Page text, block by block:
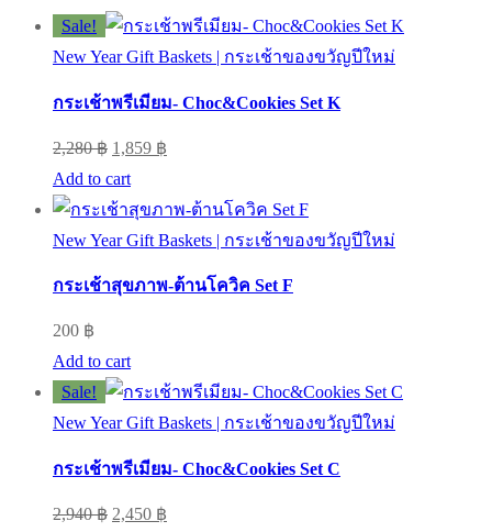
Sale!
New Year Gift Baskets | กระเช้าของขวัญปีใหม่
กระเช้าพรีเมียม- Choc&Cookies Set K
2,280฿ Original
price
was:
2,280 ฿.
1,859 ฿
is:
1,859 ฿.
Add to cart
New Year Gift Baskets | กระเช้าของขวัญปีใหม่
กระเช้าสุขภาพ-ต้านโควิค Set F
200 ฿
Add to cart
Sale!
New Year Gift Baskets | กระเช้าของขวัญปีใหม่
กระเช้าพรีเมียม- Choc&Cookies Set C
2,940฿ Original
2,450 ฿